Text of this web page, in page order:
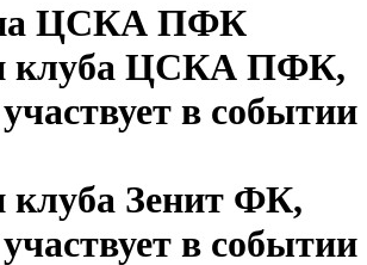
ЦСКА ПФК